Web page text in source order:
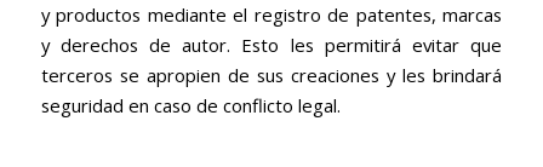
y productos mediante el registro de patentes, marcas
y derechos de autor. Esto les permitirá evitar que
terceros se apropien de sus creaciones y les brindará
seguridad en caso de conflicto legal.